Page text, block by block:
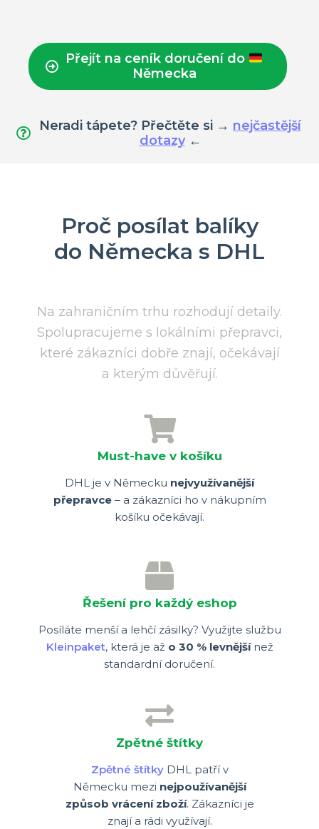
Přejít na ceník doručení do
Německa
Neradi tápete? Přečtěte si → nejčastější
dotazy←
Proč posílat balíky
do Německa s DHL
Na zahraničním trhu rozhodují detaily.
Spolupracujeme s lokálními přepravci,
které zákazníci dobře znají, očekávají
a kterým důvěřují.
Must-have v košíku
DHL je v Německu nejvyužívanější
přepravce– a zákazníci ho v nákupním
košíku očekávají.
Řešení pro každý eshop
Posíláte menší a lehčí zásilky? Využijte službu
Kleinpaket, která je až o 30 % levnějšínež
standardní doručení.
Zpětné štítky
Zpětné štítkyDHL patří v
Německu mezi nejpoužívanější
způsob vrácení zboží. Zákazníci je
znají a rádi využívají.